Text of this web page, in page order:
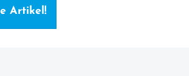
Artikel!